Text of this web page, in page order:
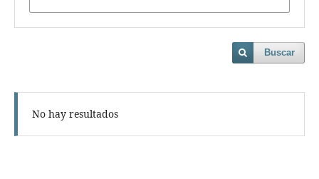
Buscar
No hay resultados